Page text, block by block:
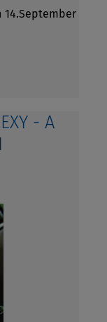
14.September
- A